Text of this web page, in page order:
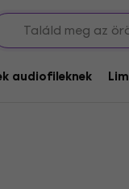
audiofileknek